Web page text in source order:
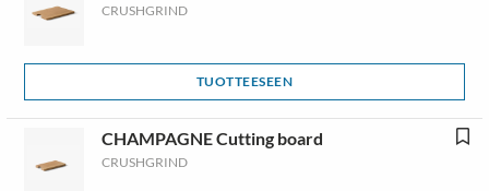
CRUSHGRIND
TUOTTEESEEN
CHAMPAGNE Cutting board
CRUSHGRIND